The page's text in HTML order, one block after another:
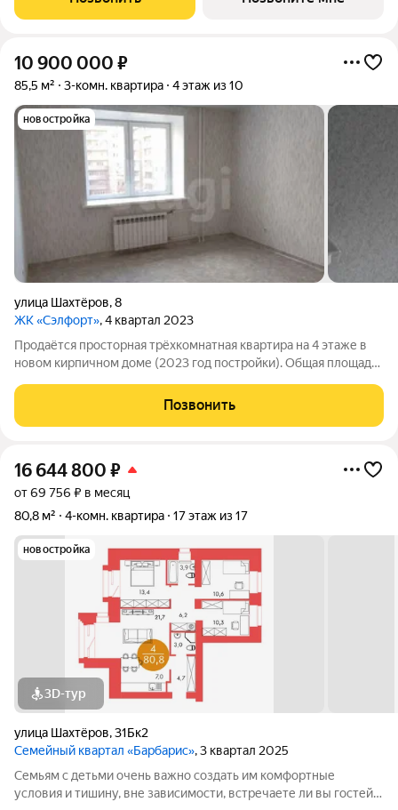
предусмотреть здесь максимум
10 900 000 ₽
85,5 м² 3-комн. квартира 4 этаж из 10
новостройка
улица Шахтёров,8
ЖК «Сэлфорт», 4 квартал 2023
Продаётся просторная трёхкомнатная квартира на 4 этаже в
новом кирпичном доме (2023 год постройки). Общая площадь
застройщика, никто не жил чисто и полностью готово к заезду,
санузел
Позвонить
16 644 800 ₽
от 69 756 ₽ в месяц
80,8 м²
4-комн. квартира 17 этаж из 17
новостройка
3D-тур
улица Шахтёров,31Бк2
Семейный квартал «Барбарис», 3 квартал 2025
Семьям с детьми очень важно создать им комфортные
условия и тишину, вне зависимости, встречаете ли вы гостей